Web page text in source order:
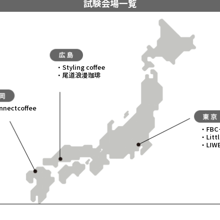
試験会場一覧
Styling coffee
尾道浪漫珈琲